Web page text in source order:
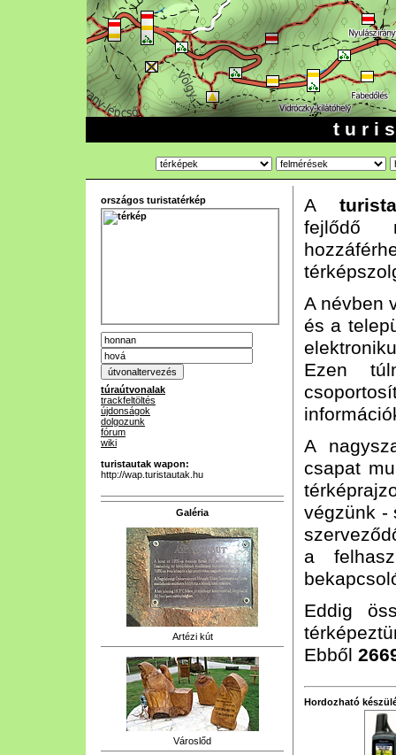
t u r i
országos turistatérkép
túraútvonalak
trackfeltöltés
újdonságok
dolgozunk
fórum
wiki
turistautak wapon:
http://wap.turistautak.hu
Galéria
Artézi kút
Városlőd
A
fejlődő
A névben
és a
Ezen
A
csapat
végzünk -
a
Eddig
Ebből
Hordozható